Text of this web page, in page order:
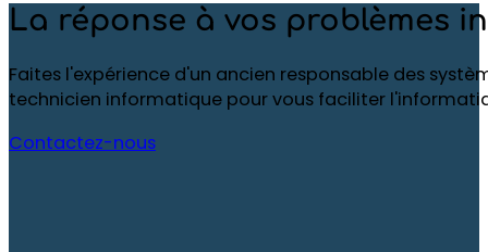
La réponse à vos problèmes
Faites l'expérience d'un ancien responsable des
technicien informatique pour vous faciliter
Contactez-nous